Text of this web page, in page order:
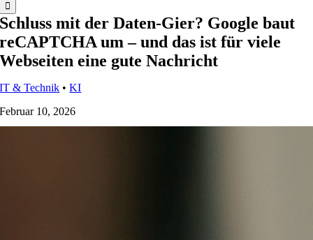
Schluss mit der Daten-Gier? Google baut
reCAPTCHA um – und das ist für viele
Webseiten eine gute Nachricht
IT & Technik •KI
Februar 10, 2026